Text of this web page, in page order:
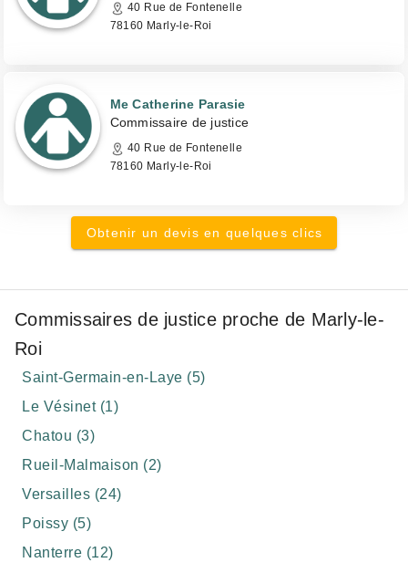
40 Rue de Fontenelle
78160 Marly-le-Roi
Me Catherine Parasie
Commissaire de justice
40 Rue de Fontenelle
78160 Marly-le-Roi
Obtenir un devis en quelques clics
Commissaires de justice proche de Marly-le-
Roi
Saint-Germain-en-Laye (5)
Le Vésinet (1)
Chatou (3)
Rueil-Malmaison (2)
Versailles (24)
Poissy (5)
Nanterre (12)